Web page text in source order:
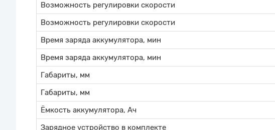
Возможность регулировки скорости
Возможность регулировки скорости
Время заряда аккумулятора, мин
Время заряда аккумулятора, мин
Габариты, мм
Габариты, мм
Ёмкость аккумулятора, Ач
Зарядное устройство в комплекте